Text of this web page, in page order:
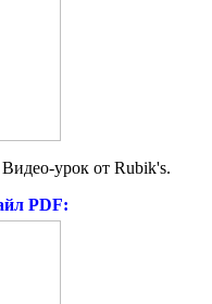
урок от Rubik's.
PDF: